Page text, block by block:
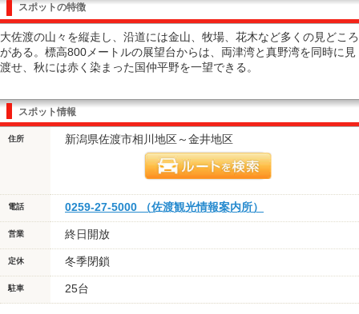
スポットの特徴
大佐渡の山々を縦走し、沿道には金山、牧場、花木など多くの見どころ
がある。標高800メートルの展望台からは、両津湾と真野湾を同時に見
渡せ、秋には赤く染まった国仲平野を一望できる。
スポット情報
住所 新潟県佐渡市相川地区～金井地区
電話 0259-27-5000 （佐渡観光情報案内所）
営業 終日開放
定休 冬季閉鎖
駐車 25台